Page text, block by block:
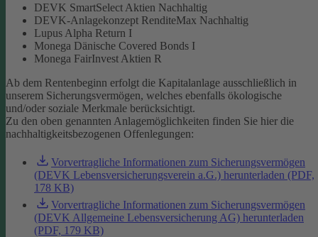
DEVK SmartSelect Aktien Nachhaltig
DEVK-Anlagekonzept RenditeMax Nachhaltig
Lupus Alpha Return I
Monega Dänische Covered Bonds I
Monega FairInvest Aktien R
Ab dem Rentenbeginn erfolgt die Kapitalanlage ausschließlich in
unserem Sicherungsvermögen, welches ebenfalls ökologische
und/oder soziale Merkmale berücksichtigt.
Zu den oben genannten Anlagemöglichkeiten finden Sie hier die
nachhaltigkeitsbezogenen Offenlegungen:
Vorvertragliche Informationen zum Sicherungsvermögen
(DEVK Lebensversicherungsverein a.G.) herunterladen (PDF,
178 KB)
Vorvertragliche Informationen zum Sicherungsvermögen
(DEVK Allgemeine Lebensversicherung AG) herunterladen
(PDF, 179 KB)